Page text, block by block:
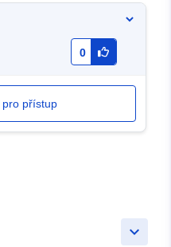
0
pro přístup
keyboard_arrow_down